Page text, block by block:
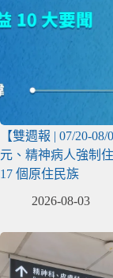
【雙週報 | 07/20-
元、精神病人強制
17 個原住民族
2026-08-03